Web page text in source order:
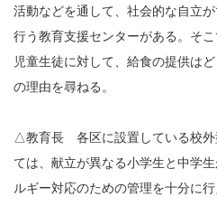
活動などを通して、社会的な自立
行う教育支援センターがある。そ
児童生徒に対して、給食の提供は
の理由を尋ねる。
△教育長 各区に設置している校外
ては、献立が異なる小学生と中学
ルギー対応のための管理を十分に